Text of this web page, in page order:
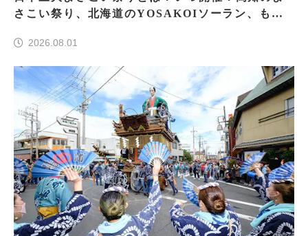
さこい祭り、北海道のYOSAKOIソーラン、もう
2026.08.01